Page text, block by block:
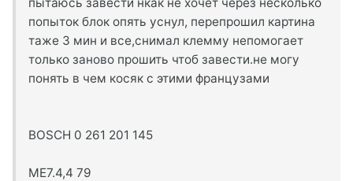
попыток блок опять уснул, перепрошил картина
таже 3 мин и все,снимал клемму непомогает
только заново прошить чтоб завести.не могу
понять в чем косяк с этими французами
BOSCH 0 261 201 145
ME7.4,4 79